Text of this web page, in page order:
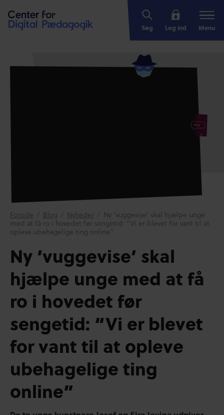
Søg Log ind Menu
Forside / Blog / Nyheder / Ny ‘vuggevise’ skal hjælpe unge
med at få ro i hovedet før sengetid: “Vi er blevet for vant til at
opleve ubehagelige ting online”
Ny ‘vuggevise’ skal
hjælpe unge med at få
ro i hovedet før
sengetid: “Vi er blevet
for vant til at opleve
ubehagelige ting
online”